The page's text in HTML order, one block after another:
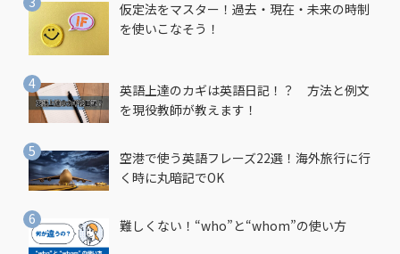
仮定法をマスター！過去・現在・未来の時制
を使いこなそう！
英語上達のカギは英語日記！？ 方法と例文
を現役教師が教えます！
空港で使う英語フレーズ22選！海外旅行に行
く時に丸暗記でOK
難しくない！“who”と“whom”の使い方